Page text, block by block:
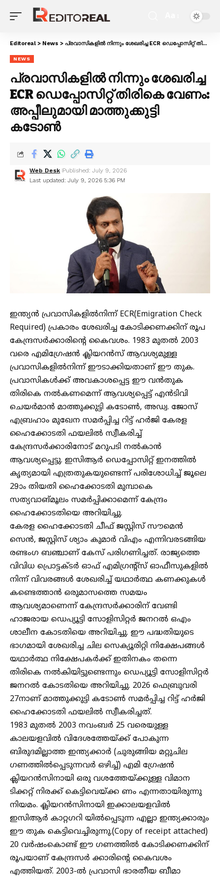
Editoreal > News > പ്രവാസികളിൽ നിന്നും ശേഖരിച്ച ECR ഡെപ്പോസിറ്റ് തിരികെ വേണം: അപ്പീലുമായി മാത്തുക്കുട്ടി കടോൺ
NEWS
പ്രവാസികളിൽ നിന്നും ശേഖരിച്ച
ECR ഡെപ്പോസിറ്റ് തിരികെ വേണം:
അപ്പീലുമായി മാത്തുക്കുട്ടി
കടോൺ
Last updated: July 9, 2026 5:36 PM
Web Desk Published: July 9, 2026
ഇന്ത്യൻ പ്രവാസികളിൽനിന്ന് ECR(Emigration Check
Required) പ്രകാരം ശേഖരിച്ച കോടിക്കണക്കിന് രൂപ
കേന്ദ്രസർക്കാരിന്റെ കൈവശം. 1983 മുതൽ 2003
വരെ എമിഗ്രേഷൻ ക്ലിയറൻസ് ആവശ്യമുള്ള
പ്രവാസികളിൽനിന്ന് ഈടാക്കിയതാണ് ഈ തുക.
പ്രവാസികൾക്ക് അവകാശപ്പെട്ട ഈ വൻതുക
തിരികെ നൽകണമെന്ന് ആവശ്യപ്പെട്ട് എൻടിവി
ചെയർമാൻ മാത്തുക്കുട്ടി കടോൺ, അഡ്വ. ജോസ്
എബ്രഹാം മുഖേന സമർപ്പിച്ച റിട്ട് ഹർജി കേരള
ഹൈക്കോടതി ഫയലിൽ സ്വീകരിച്ച്
കേന്ദ്രസർക്കാരിനോട് മറുപടി നൽകാൻ
ആവശ്യപ്പെട്ടു. ഇസിആർ ഡെപ്പോസിറ്റ് ഇനത്തിൽ
കൃത്യമായി എത്രതുകയുണ്ടെന്ന് പരിശോധിച്ച് ജൂലെ
29ാം തിയതി ഹൈക്കോടതി മുമ്പാകെ
സത്യവാങ്മൂലം സമർപ്പിക്കാമെന്ന് കേന്ദ്രം
ഹൈക്കോടതിയെ അറിയിച്ചു.
കേരള ഹൈക്കോടതി ചീഫ് ജസ്റ്റിസ് സൗമെൻ
സെൻ, ജസ്റ്റിസ് ശ്യാം കുമാർ വിഎം എന്നിവരടങ്ങിയ
രണ്ടംഗ ബഞ്ചാണ് കേസ് പരിഗണിച്ചത്. രാജ്യത്തെ
വിവിധ പ്രൊട്ടക്ടർ ഓഫ് എമിഗ്രന്റ്സ് ഓഫീസുകളിൽ
നിന്ന് വിവരങ്ങൾ ശേഖരിച്ച് യഥാർത്ഥ കണക്കുകൾ
കണ്ടെത്താൻ ഒരുമാസത്തെ സമയം
ആവശ്യമാണെന്ന് കേന്ദ്രസർക്കാരിന് വേണ്ടി
ഹാജരായ ഡെപ്യൂട്ടി സോളിസിറ്റർ ജനറൽ ഒഎം
ശാലീന കോടതിയെ അറിയിച്ചു. ഈ പദ്ധതിയുടെ
ഭാഗമായി ശേഖരിച്ച ചില സെക്യൂരിറ്റി നിക്ഷേപങ്ങൾ
യഥാർത്ഥ നിക്ഷേപകർക്ക് ഇതിനകം തന്നെ
തിരികെ നൽകിയിട്ടുണ്ടെന്നും ഡെപ്യൂട്ടി സോളിസിറ്റർ
ജനറൽ കോടതിയെ അറിയിച്ചു. 2026 ഫെബ്രുവരി
27നാണ് മാത്തുക്കുട്ടി കടോൺ സമർപ്പിച്ച റിട്ട് ഹർജി
ഹൈക്കോടതി ഫയലിൽ സ്വീകരിച്ചത്.
1983 മുതൽ 2003 നവംബർ 25 വരെയുള്ള
കാലയളവിൽ വിദേശത്തേയ്ക്ക് പോകുന്ന
ബിരുദമില്ലാത്ത ഇന്ത്യക്കാർ (ചുരുങ്ങിയ മറ്റുചില
ഗണത്തിൽപ്പെടുന്നവർ ഒഴിച്ച്) എമി ഗ്രേഷൻ
ക്ലിയറൻസിനായി ഒരു വശത്തേയ്ക്കുള്ള വിമാന
ടിക്കറ്റ് നിരക്ക് കെട്ടിവെയ്ക്ക ണം എന്നതായിരുന്നു
നിയമം. ക്ലിയറൻസിനായി ഇക്കാലയളവിൽ
ഇസിആർ കാറ്റഗറി യിൽപ്പെടുന്ന എല്ലാ ഇന്ത്യക്കാരും
ഈ തുക കെട്ടിവെച്ചിരുന്നു.(Copy of receipt attached)
20 വർഷംകൊണ്ട് ഈ ഗണത്തിൽ കോടിക്കണക്കിന്
രൂപയാണ് കേന്ദ്രസർ ക്കാരിന്റെ കൈവശം
എത്തിയത്. 2003-ൽ പ്രവാസി ഭാരതീയ ബീമാ